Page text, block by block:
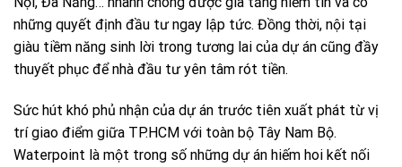
những quyết định đầu tư ngay lập tức. Đồng thời, nội tại
giàu tiềm năng sinh lời trong tương lai của dự án cũng đầy
thuyết phục để nhà đầu tư yên tâm rót tiền.
Sức hút khó phủ nhận của dự án trước tiên xuất phát từ vị
trí giao điểm giữa TP.HCM với toàn bộ Tây Nam Bộ.
Waterpoint là một trong số những dự án hiếm hoi kết nối